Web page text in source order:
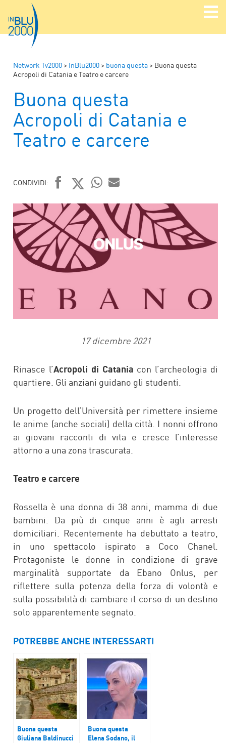
Network Tv2000 > InBlu2000 > buona questa > Buona questa
Acropoli di Catania e Teatro e carcere
Buona questa
Acropoli di Catania e
Teatro e carcere
CONDIVIDI:
FACEBOOK
TWITTER
WHATSAPP
MAIL
17 dicembre 2021
Rinasce l’Acropoli di Catania con l’archeologia di
quartiere. Gli anziani guidano gli studenti.
Un progetto dell’Università per rimettere insieme
le anime (anche sociali) della città. I nonni offrono
ai giovani racconti di vita e cresce l’interesse
attorno a una zona trascurata.
Teatro e carcere
Rossella è una donna di 38 anni, mamma di due
bambini. Da più di cinque anni è agli arresti
domiciliari. Recentemente ha debuttato a teatro,
in uno spettacolo ispirato a Coco Chanel.
Protagoniste le donne in condizione di grave
marginalità supportate da Ebano Onlus, per
riflettere sulla potenza della forza di volontà e
sulla possibilità di cambiare il corso di un destino
solo apparentemente segnato.
POTREBBE ANCHE INTERESSARTI
Buona questa
Giuliana Baldinucci
Buona questa
Elena Sodano, il